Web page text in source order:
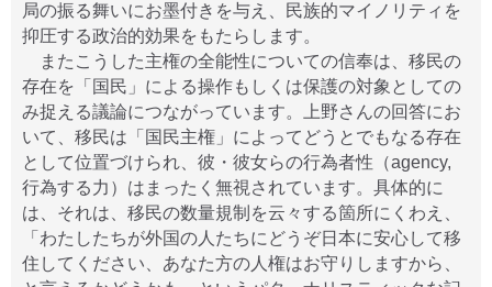
局の振る舞いにお墨付きを与え、民族的マイノリティを
抑圧する政治的効果をもたらします。
またこうした主権の全能性についての信奉は、移民の
存在を「国民」による操作もしくは保護の対象としての
み捉える議論につながっています。上野さんの回答にお
いて、移民は「国民主権」によってどうとでもなる存在
として位置づけられ、彼・彼女らの行為者性（agency,
行為する力）はまったく無視されています。具体的に
は、それは、移民の数量規制を云々する箇所にくわえ、
「わたしたちが外国の人たちにどうぞ日本に安心して移
住してください、あなた方の人権はお守りしますから、